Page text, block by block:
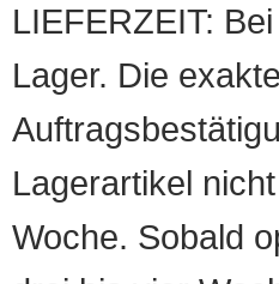
LIEFERZEIT:
Lager. Die
Lagerartikel
Woche. Sobald